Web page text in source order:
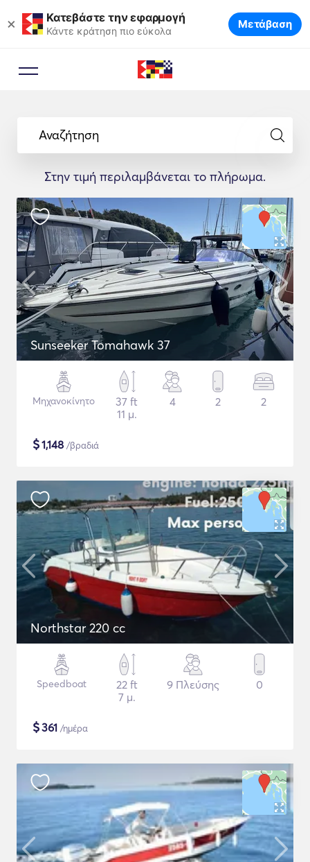
× Κατεβάστε την εφαρμογή
Κάντε κράτηση πιο εύκολα Μετάβαση
Αναζήτηση
Στην τιμή περιλαμβάνεται το πλήρωμα.
Sunseeker Tomahawk 37
Μηχανοκίνητο
37 ft
11 μ.
4 2 2
$1,148 /βραδιά
Northstar 220 cc
Speedboat
22 ft
7 μ.
9 Πλεύσης 0
$361 /ημέρα